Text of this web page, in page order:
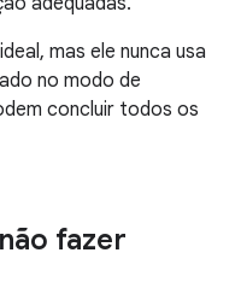
mas ele nunca usa
no modo de
concluir todos os
fazer